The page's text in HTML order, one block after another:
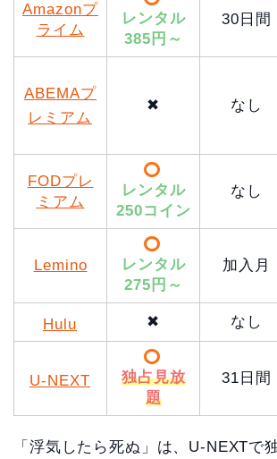
Amazonプ
ライム
レンタル
385円～
30日間
ABEMAプ
レミアム
✖ なし
FODプレ
ミアム
レンタル
250コイン
なし
Lemino
レンタル
275円～
加入月
Hulu ✖ なし
U-NEXT
独占見放
題
31日間
「浮気したら死ぬ」は、U-NEXTで